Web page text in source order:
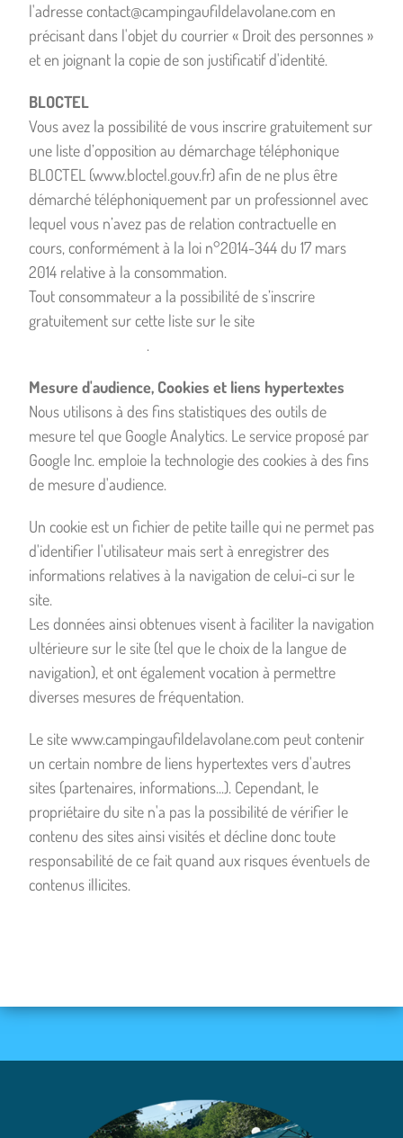
l'adresse contact@campingaufildelavolane.com en
précisant dans l'objet du courrier « Droit des personnes »
et en joignant la copie de son justificatif d'identité.
BLOCTEL
Vous avez la possibilité de vous inscrire gratuitement sur
une liste d’opposition au démarchage téléphonique
BLOCTEL (www.bloctel.gouv.fr) afin de ne plus être
démarché téléphoniquement par un professionnel avec
lequel vous n’avez pas de relation contractuelle en
cours, conformément à la loi n°2014-344 du 17 mars
2014 relative à la consommation.
Tout consommateur a la possibilité de s’inscrire
gratuitement sur cette liste sur le site
.
Mesure d'audience, Cookies et liens hypertextes
Nous utilisons à des fins statistiques des outils de
mesure tel que Google Analytics. Le service proposé par
Google Inc. emploie la technologie des cookies à des fins
de mesure d'audience.
Un cookie est un fichier de petite taille qui ne permet pas
d'identifier l'utilisateur mais sert à enregistrer des
informations relatives à la navigation de celui-ci sur le
site.
Les données ainsi obtenues visent à faciliter la navigation
ultérieure sur le site (tel que le choix de la langue de
navigation), et ont également vocation à permettre
diverses mesures de fréquentation.
Le site www.campingaufildelavolane.com peut contenir
un certain nombre de liens hypertextes vers d'autres
sites (partenaires, informations...). Cependant, le
propriétaire du site n'a pas la possibilité de vérifier le
contenu des sites ainsi visités et décline donc toute
responsabilité de ce fait quand aux risques éventuels de
contenus illicites.